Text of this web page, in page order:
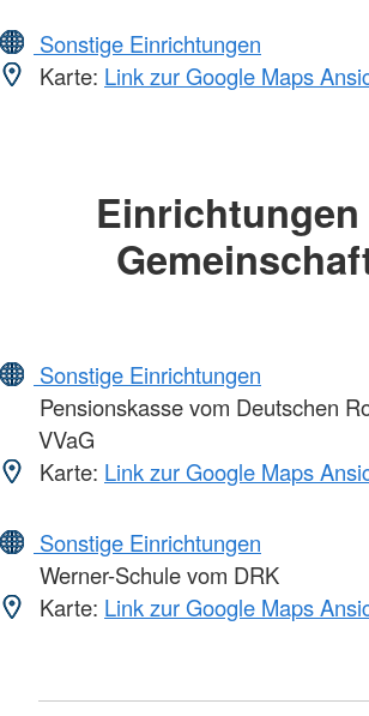
Sonstige Einrichtungen
Karte: Link zur Google Maps
Sonstige Einrichtungen
Pensionskasse vom Deutschen
VVaG
Karte: Link zur Google Maps
Sonstige Einrichtungen
Werner-Schule vom DRK
Karte: Link zur Google Maps